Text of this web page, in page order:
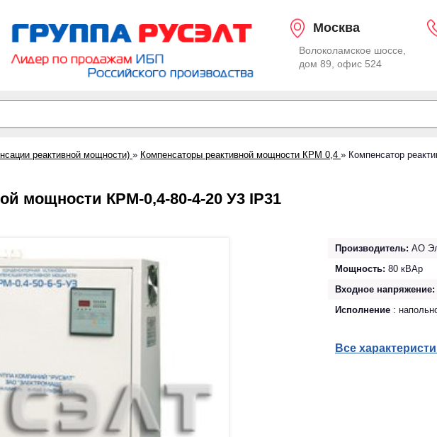
Москва
Волоколамское шоссе,
дом 89, офис 524
реактивной мощности) » Компенсаторы реактивной мощности КРМ 0,4 » Компенсатор
мощности КРМ-0,4-80-4-20 У3 IP31
Производитель: АО
Мощность: 80 кВАр
Входное напряжение:
Исполнение :
Все